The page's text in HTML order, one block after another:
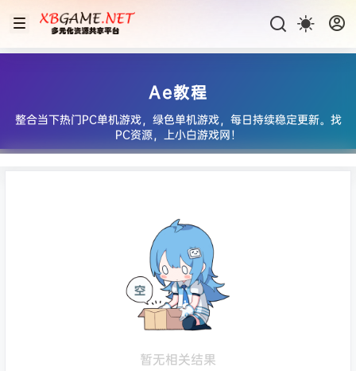
Ae教程
整合当下热门PC单机游戏，绿色单机游戏，每日持续稳定更新。找
PC资源，上小白游戏网！
暂无相关结果